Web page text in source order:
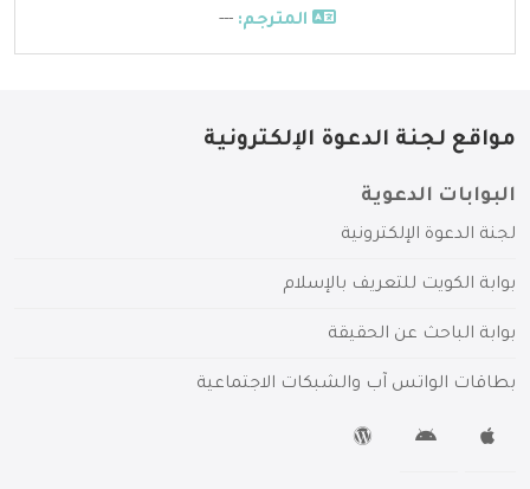
المترجم: ---
مواقع لجنة الدعوة الإلكترونية
البوابات الدعوية
لجنة الدعوة الإلكترونية
بوابة الكويت للتعريف بالإسلام
بوابة الباحث عن الحقيقة
بطاقات الواتس آب والشبكات الاجتماعية